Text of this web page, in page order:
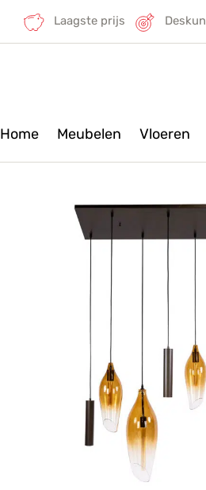
Laagste prijs
Home Meubelen Vloeren